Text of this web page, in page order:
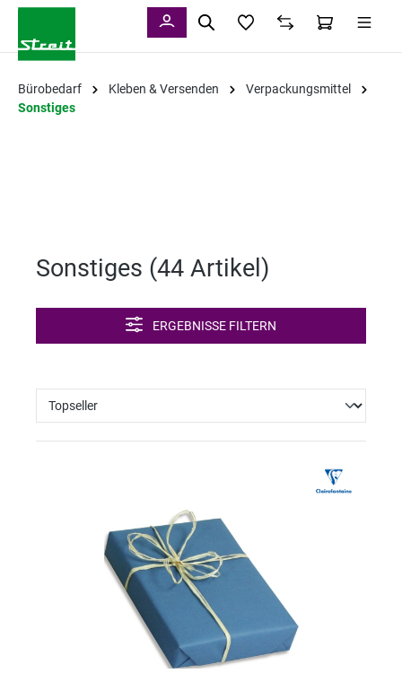
Bürobedarf Kleben & Versenden
Verpackungsmittel
Sonstiges
Sonstiges (44 Artikel )
ERGEBNISSE FILTERN